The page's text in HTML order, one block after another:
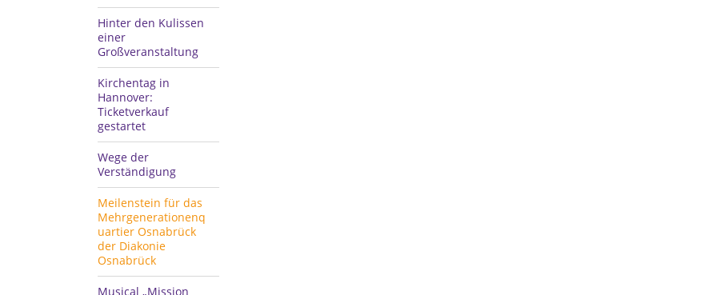
Hinter den Kulissen
einer
Großveranstaltung
Kirchentag in
Hannover:
Ticketverkauf
gestartet
Wege der
Verständigung
Meilenstein für das
Mehrgenerationenq
uartier Osnabrück
der Diakonie
Osnabrück
Musical „Mission